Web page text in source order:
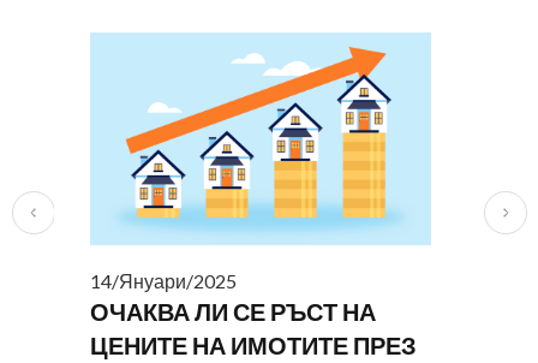
14/Януари/2025
ОЧАКВА ЛИ СЕ РЪСТ НА
ЦЕНИТЕ НА ИМОТИТЕ ПРЕЗ